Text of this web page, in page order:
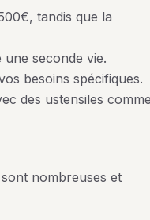
tandis que la
seconde vie.
besoins spécifiques.
des ustensiles
sont nombreuses et